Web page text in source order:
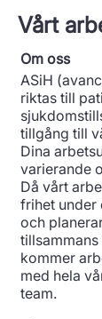
Vårt
Om oss
ASiH
riktas till
tillgång till
Dina
varierande
Då vårt
frihet under
och
kommer
med hela
team.